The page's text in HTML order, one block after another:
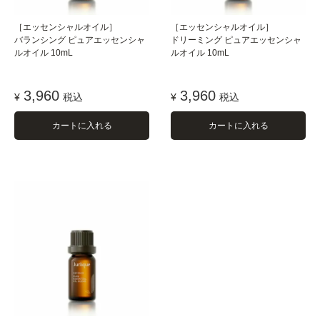
［エッセンシャルオイル］
バランシング ピュアエッセンシャ
ルオイル 10mL
¥ 3,960 税込
カートに入れる
［エッセンシャルオイル］
ドリーミング ピュアエッセンシャ
ルオイル 10mL
¥ 3,960 税込
カートに入れる